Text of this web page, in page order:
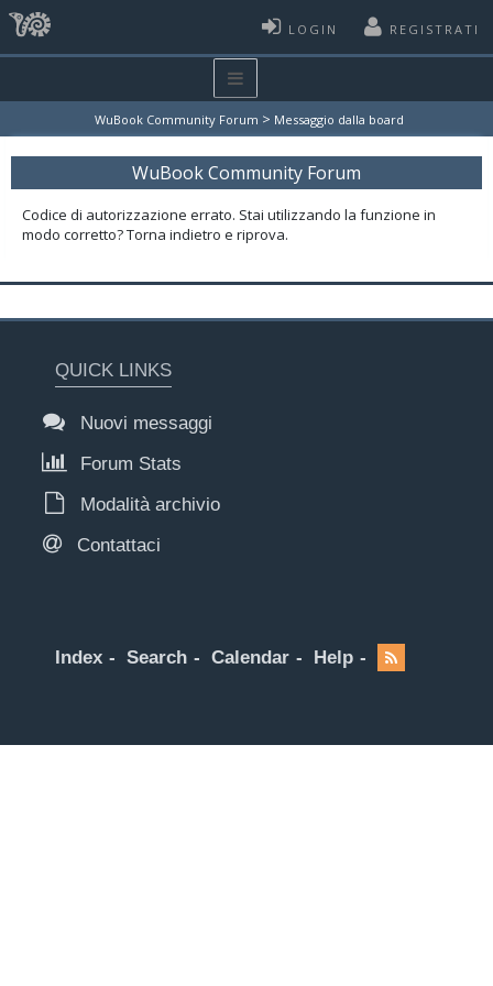
LOGIN REGISTRATI
WuBook Community Forum > Messaggio dalla board
WuBook Community Forum
Codice di autorizzazione errato. Stai utilizzando la funzione in
modo corretto? Torna indietro e riprova.
QUICK LINKS
Nuovi messaggi
Forum Stats
Modalità archivio
Contattaci
Index Search Calendar Help